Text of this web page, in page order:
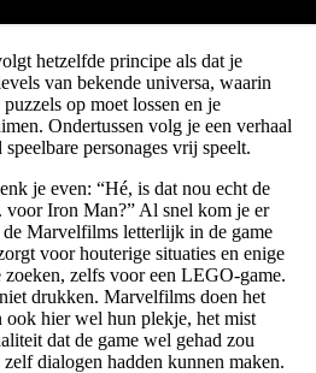
hetzelfde principe als dat je
van bekende universa, waarin
op moet lossen en je
Ondertussen volg je een verhaal
personages vrij speelt.
je even: “Hé, is dat nou echt de
voor Iron Man?” Al snel kom je er
de Marvelfilms letterlijk in de game
voor houterige situaties en enige
zelfs voor een LEGO-game.
drukken. Marvelfilms doen het
ook hier wel hun plekje, het mist
dat de game wel gehad zou
dialogen hadden kunnen maken.